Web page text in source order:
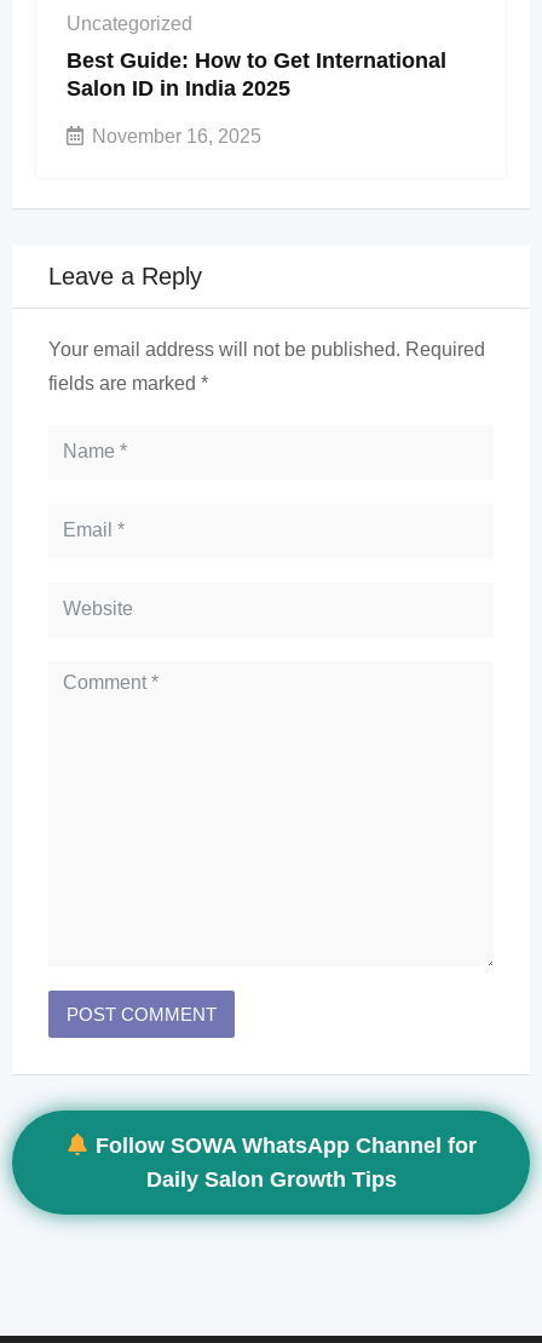
Uncategorized
Best Guide: How to Get International
Salon ID in India 2025
November 16, 2025
Leave a Reply
Your email address will not be published. Required
fields are marked *
Follow SOWA WhatsApp Channel for
Daily Salon Growth Tips